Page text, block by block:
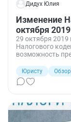
Дидух Юлия
Изменение
октября
29 октября 2019
Налогового
возможность
возврате
принятия
принципы
Юристу